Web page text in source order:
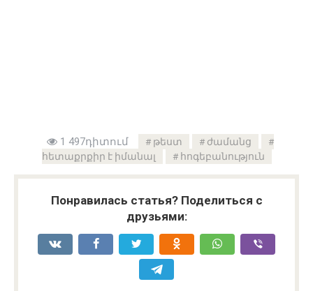
1 497դիտում թեստ
ժամանց
հետաքրքիր է իմանալ
հոգեբանություն
Понравилась статья? Поделиться с
друзьями: